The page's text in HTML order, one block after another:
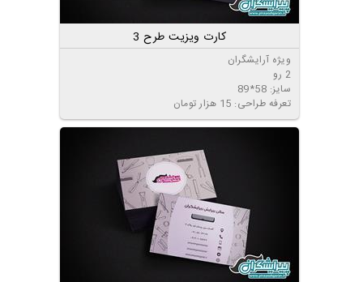
کارت ویزیت طرح 3
ویژه آرایشگران
2 رو
سایز: 58*89
تعرفه طراحی: 15 هزار تومان